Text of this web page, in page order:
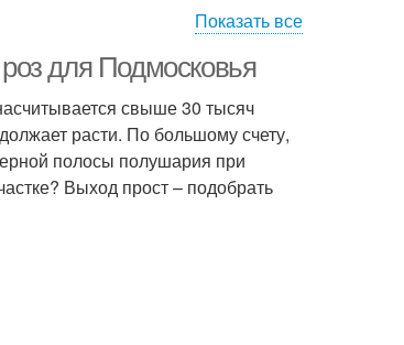
Показать все
для Подмосковья
свыше 30 тысяч
расти. По большому счету,
полосы полушария при
Выход прост – подобрать